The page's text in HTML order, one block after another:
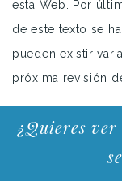
esta Web. Por
de este texto se
pueden existir
próxima revisión
¿Quieres